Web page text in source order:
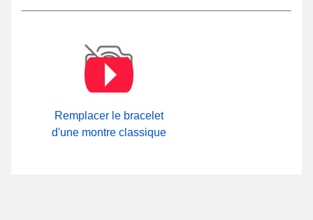
Remplacer le bracelet
d'une montre classique